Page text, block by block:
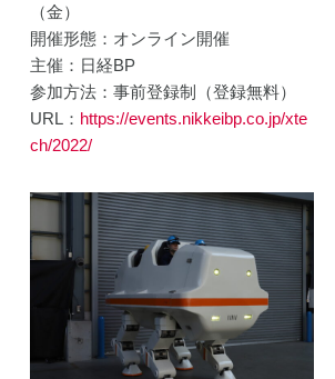
（金）
開催形態：オンライン開催
主催：日経BP
参加方法：事前登録制（登録無料）
URL： https://events.nikkeibp.co.jp/xte
ch/2022/